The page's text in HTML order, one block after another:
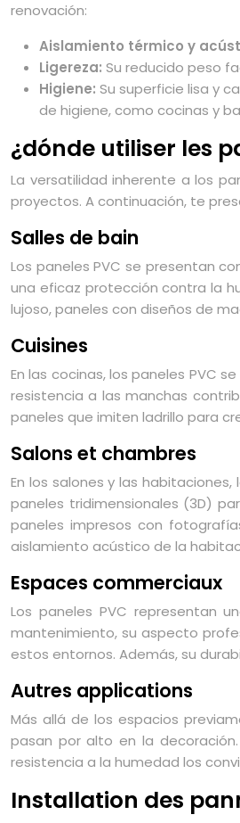
renovación:
Aislamiento térmico y
Ligereza: Su reducido peso
Higiene: Su superficie lisa y
de higiene, como cocinas y
¿dónde utiliser les
La versatilidad inherente a los
proyectos. A continuación, te
Salles de bain
Los paneles PVC se presentan
una eficaz protección contra la
lujoso, paneles con diseños de
Cuisines
En las cocinas, los paneles PVC
resistencia a las manchas
paneles que imiten ladrillo para
Salons et chambres
En los salones y las
paneles tridimensionales (3D)
paneles impresos con
aislamiento acústico de la
Espaces commerciaux
Los paneles PVC representan
mantenimiento, su aspecto
estos entornos. Además, su
Autres applications
Más allá de los espacios
pasan por alto en la
resistencia a la humedad los
Installation des